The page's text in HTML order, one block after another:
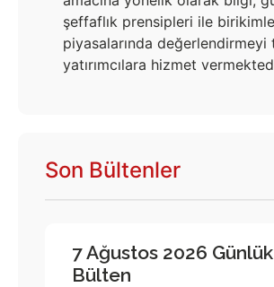
şeffaflık prensipleri ile
piyasalarında değerlendirmeyi
yatırımcılara hizmet
Son Bültenler
7 Ağustos 2026 Günlük
Bülten